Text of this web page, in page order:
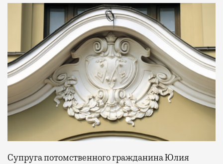
Супруга потомственного гражданина Юлия